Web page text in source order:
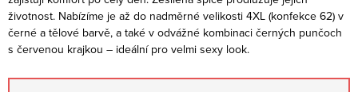
životnost. Nabízíme je až do nadměrné velikosti 4XL (konfekce 62) v
černé a tělové barvě, a také v odvážné kombinaci černých punčoch
s červenou krajkou – ideální pro velmi sexy look.